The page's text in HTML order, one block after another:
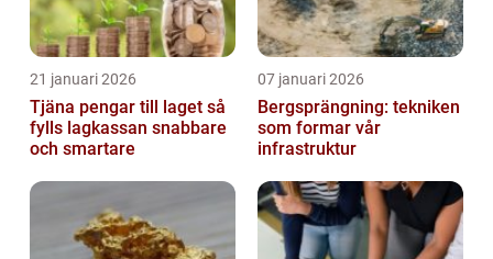
21 januari 2026
Tjäna pengar till laget så
fylls lagkassan snabbare
och smartare
07 januari 2026
Bergsprängning: tekniken
som formar vår
infrastruktur